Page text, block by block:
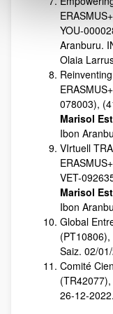
YOU-
Aranburu.
Olaia
078003),
Marisol
Ibon
VIrtuell
VET-
Marisol
Ibon
Global
Saiz. 02/
Comité
26-12-2022.